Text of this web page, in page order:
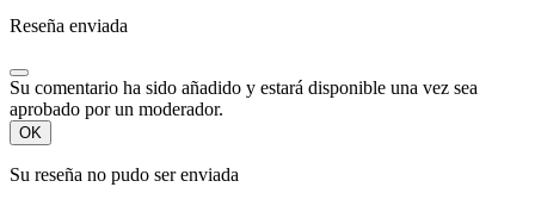
Reseña enviada
Su comentario ha sido añadido y estará disponible una vez sea
aprobado por un moderador.
OK
Su reseña no pudo ser enviada